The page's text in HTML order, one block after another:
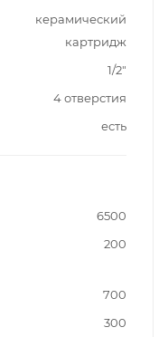
керамический
картридж
1/2"
4 отверстия
есть
6500
200
700
300